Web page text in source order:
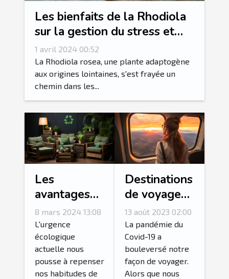
Les bienfaits de la Rhodiola
sur la gestion du stress et
l'amélioration de la
concentration
1 avril 2024 00:52
La Rhodiola rosea, une plante adaptogène
aux origines lointaines, s'est frayée un
chemin dans les...
Les
avantages
écologiques
du débarras
et du
recyclage de
meubles
8 mars 2024 13:08
L'urgence
écologique
actuelle nous
pousse à repenser
nos habitudes de
Destinations
de voyage
les plus
saines après
la pandémie
13 août 2023 02:00
La pandémie du
Covid-19 a
bouleversé notre
façon de voyager.
Alors que nous